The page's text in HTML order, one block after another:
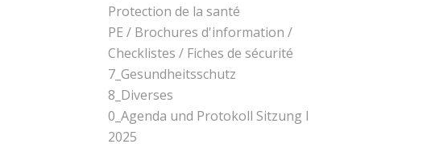
Protection de la santé
PE / Brochures d'information /
Checklistes / Fiches de sécurité
7_Gesundheitsschutz
8_Diverses
0_Agenda und Protokoll Sitzung l
2025